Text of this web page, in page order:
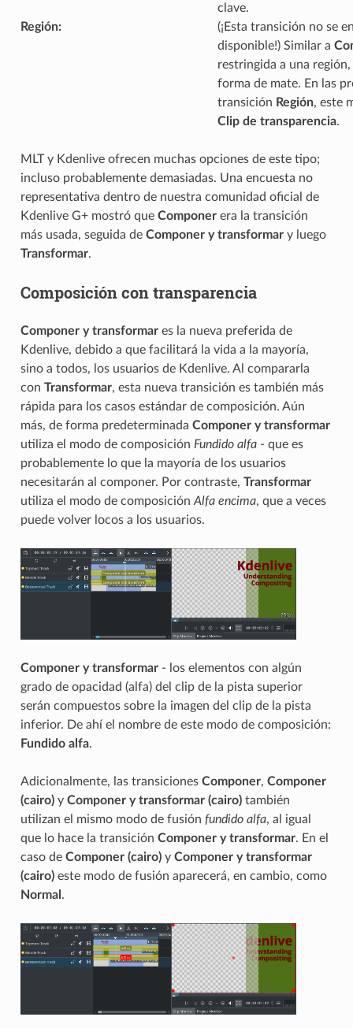
clave.
Región:
(¡Esta transición no se
disponible!) Similar a
restringida a una
forma de mate. En las
transición Región, este
Clip de transparencia.
MLT y Kdenlive ofrecen muchas opciones de este tipo;
incluso probablemente demasiadas. Una encuesta no
representativa dentro de nuestra comunidad oficial de
Kdenlive G+ mostró que Componerera la transición
más usada, seguida de Componer y transformary luego
Transformar.
Composición con transparencia
Componer y transformares la nueva preferida de
Kdenlive, debido a que facilitará la vida a la mayoría,
sino a todos, los usuarios de Kdenlive. Al compararla
con Transformar, esta nueva transición es también más
rápida para los casos estándar de composición. Aún
más, de forma predeterminada Componer y transformar
utiliza el modo de composición Fundido alfa- que es
probablemente lo que la mayoría de los usuarios
necesitarán al componer. Por contraste, Transformar
utiliza el modo de composición Alfa encima, que a veces
puede volver locos a los usuarios.
Componer y transformar- los elementos con algún
grado de opacidad (alfa) del clip de la pista superior
serán compuestos sobre la imagen del clip de la pista
inferior. De ahí el nombre de este modo de composición:
Fundido alfa.
Adicionalmente, las transiciones Componer, Componer
(cairo)y Componer y transformar (cairo)también
utilizan el mismo modo de fusión fundido alfa, al igual
que lo hace la transición Componer y transformar. En el
caso de Componer (cairo)y Componer y transformar
(cairo)este modo de fusión aparecerá, en cambio, como
Normal .